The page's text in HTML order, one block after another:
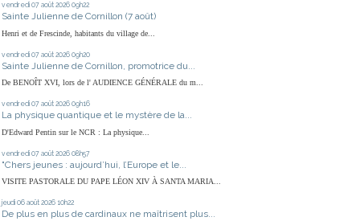
vendredi 07 août 2026 09h22
Sainte Julienne de Cornillon (7 août)
Henri et de Frescinde, habitants du village de...
vendredi 07 août 2026 09h20
Sainte Julienne de Cornillon, promotrice du...
De BENOÎT XVI, lors de l' AUDIENCE GÉNÉRALE du m...
vendredi 07 août 2026 09h16
La physique quantique et le mystère de la...
D'Edward Pentin sur le NCR : La physique...
vendredi 07 août 2026 08h57
"Chers jeunes : aujourd’hui, l’Europe et le...
VISITE PASTORALE DU PAPE LÉON XIV À SANTA MARIA...
jeudi 06 août 2026 10h22
De plus en plus de cardinaux ne maîtrisent plus...